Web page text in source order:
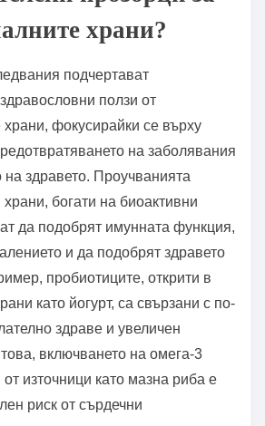
прозорци за
храни?